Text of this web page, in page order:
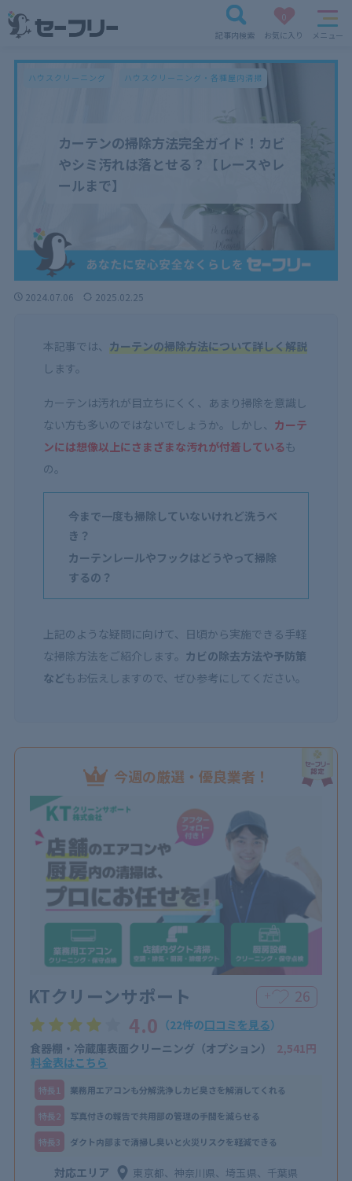
記事内検索
0
お気に入り
メニュー
カーテンの掃除方法完全ガイド！カビ
やシミ汚れは落とせる？【レースやレ
ールまで】
ハウスクリーニング ハウスクリーニング・各種屋内清掃
2024.07.06 2025.02.25
本記事では、 カーテンの掃除方法について詳しく解説
します。
カーテンは汚れが目立ちにくく、あまり掃除を意識し
ない方も多いのではないでしょうか。しかし、 カーテ
ンには想像以上にさまざまな汚れが付着しているも
の。
今まで一度も掃除していないけれど洗うべ
き？
カーテンレールやフックはどうやって掃除
するの？
上記のような疑問に向けて、日頃から実施できる手軽
な掃除方法をご紹介します。 カビの除去方法や予防策
などもお伝えしますので、ぜひ参考にしてください。
今週の厳選・優良業者！
KTクリーンサポート ＋ 26
4.0 （22件の口コミを見る）
食器棚・冷蔵庫表面クリーニング（オプション）
2,541円
料金表はこちら
特⻑1 業務用エアコンも分解洗浄しカビ臭さを解消してくれる
特⻑2 写真付きの報告で共用部の管理の手間を減らせる
特⻑3 ダクト内部まで清掃し臭いと火災リスクを軽減できる
対応エリア 東京都、神奈川県、埼玉県、千葉県